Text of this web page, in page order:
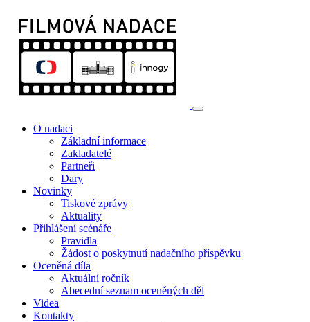
O nadaci
Základní informace
Zakladatelé
Partneři
Dary
Novinky
Tiskové zprávy
Aktuality
Přihlášení scénáře
Pravidla
Žádost o poskytnutí nadačního příspěvku
Oceněná díla
Aktuální ročník
Abecední seznam oceněných děl
Videa
Kontakty